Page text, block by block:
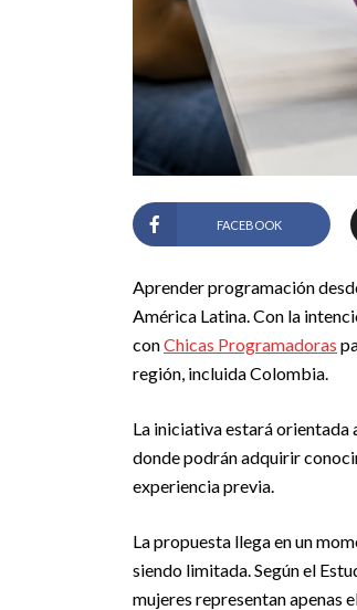
FACEBOOK
Aprender programación
América Latina. Con la
conChicas Programadoras
región, incluida Colombia.
La iniciativa estará orientada
donde podrán adquirir
experiencia previa.
La propuesta llega en un
siendo limitada. Según el
mujeres representan apenas